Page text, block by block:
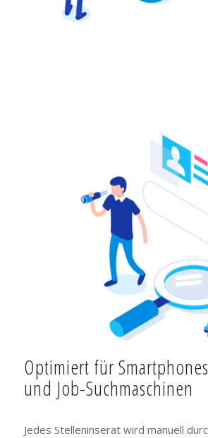
Optimiert für
und Job-Suchmaschinen
Jedes Stelleninserat wird manuell